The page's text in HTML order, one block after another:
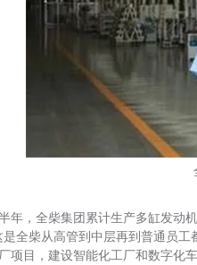
年，全柴集团累计生产多缸发动
全柴从高管到中层再到普通员
项目，建设智能化工厂和数字化